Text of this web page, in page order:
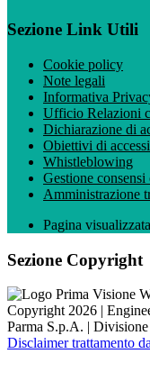
Sezione Link Utili
Cookie policy
Note legali
Informativa
Ufficio Relazioni
Dichiarazione di
Obiettivi di
Whistleblowing
Gestione
Amministrazione
Pagina visualizzata
Sezione Copyright
Copyright 2026 |
Parma S.p.A. |
Disclaimer trattamento